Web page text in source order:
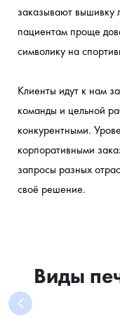
заказывают вышивку
пациентам проще
символику на
Клиенты идут к нам
команды и цельной
конкурентными.
корпоративными
запросы разных
своё решение.
Виды